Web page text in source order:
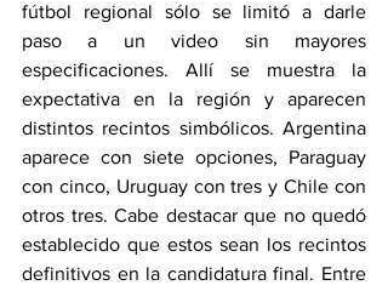
fútbol regional sólo se limitó a darle
paso a un video sin mayores
especificaciones. Allí se muestra la
expectativa en la región y aparecen
distintos recintos simbólicos. Argentina
aparece con siete opciones, Paraguay
con cinco, Uruguay con tres y Chile con
otros tres. Cabe destacar que no quedó
establecido que estos sean los recintos
definitivos en la candidatura final. Entre